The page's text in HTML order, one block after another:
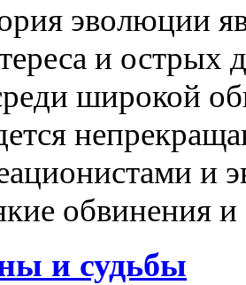
эволюции
и острых
широкой
и
обвинения и
и судьбы